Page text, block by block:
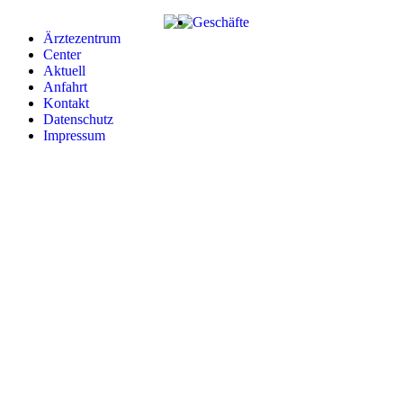
Inhalt
springen
Geschäfte
Ärztezentrum
Center
Aktuell
Anfahrt
Kontakt
Datenschutz
Impressum